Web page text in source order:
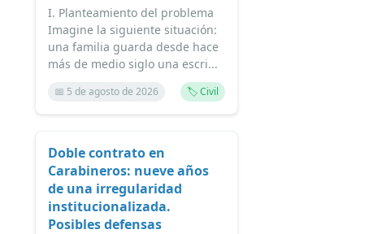
I. Planteamiento del problema
Imagine la siguiente situación:
una familia guarda desde hace
más de medio siglo una escri...
📅 5 de agosto de 2026 🏷️ Civil
Doble contrato en
Carabineros: nueve años
de una irregularidad
institucionalizada.
Posibles defensas